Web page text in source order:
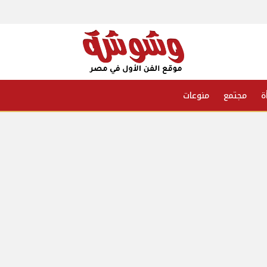
مجتمع منوعات